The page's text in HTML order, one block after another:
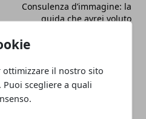
il nostro sito
scegliere a quali
Consulenza d’immagine: la
guida che avrei voluto